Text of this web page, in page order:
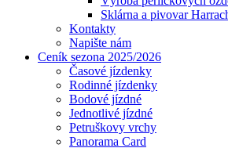
Sklárna a pivovar
Kontakty
Napište nám
Ceník sezona 2025/2026
Časové jízdenky
Rodinné jízdenky
Bodové jízdné
Jednotlivé jízdné
Petruškovy vrchy
Panorama Card